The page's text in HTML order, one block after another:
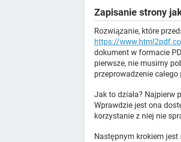
Zapisanie strony
Rozwiązanie, które
https://
dokument w formacie
pierwsze, nie musimy
przeprowadzenie
Jak to działa? Najpierw
Wprawdzie jest ona
korzystanie z niej nie
Następnym krokiem jest